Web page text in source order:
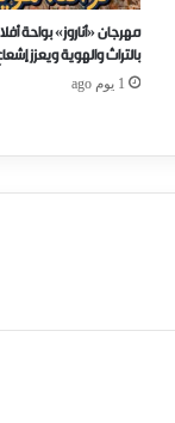
مهرجان «أناروز» بواحة
بالتراث والهوية ويعزز
1 يوم ago